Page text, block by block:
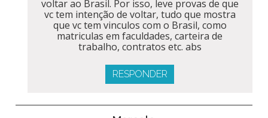
voltar ao Brasil. Por isso, leve provas de que
vc tem intenção de voltar, tudo que mostra
que vc tem vinculos com o Brasil, como
matriculas em faculdades, carteira de
trabalho, contratos etc. abs
RESPONDER